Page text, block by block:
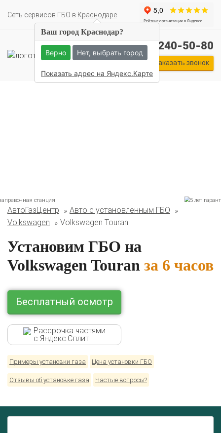
Cеть сервисов ГБО в Краснодаре
Комплекты ГБО на иномарки:
BMW Ford Geely HAVAL
Mazda
Skoda Toyota
+7 (861) 240-50-80
Заказать звонок
АвтоГазЦентр
Авто с установленным ГБО
Volkswagen
Volkswagen Touran
Установим ГБО на
Volkswagen Touran за 6 часов
Бесплатный осмотр
Рассрочка частями
с Яндекс.Сплит
Примеры установки газа Цена установки ГБО
Отзывы об установке газа Частые вопросы?
Ваш город Краснодар?
Верно Нет, выбрать город
Показать адрес на Яндекс.Карте